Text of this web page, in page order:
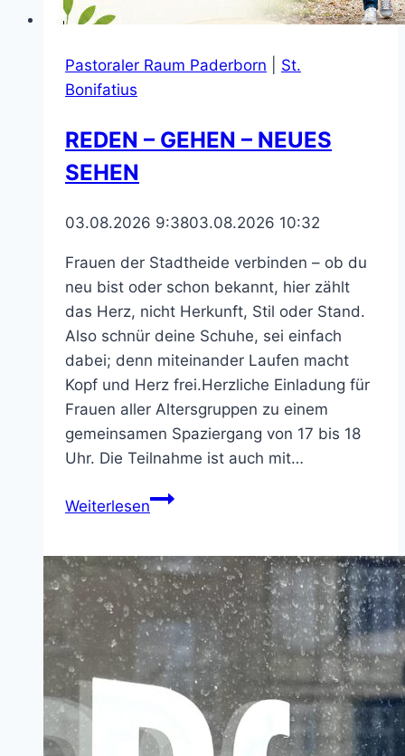
Pastoraler Raum Paderborn
St.
Bonifatius
REDEN – GEHEN – NEUES
SEHEN
03.08.2026 9:3803.08.2026 10:32
Frauen der Stadtheide verbinden – ob du
neu bist oder schon bekannt, hier zählt
das Herz, nicht Herkunft, Stil oder Stand.
Also schnür deine Schuhe, sei einfach
dabei; denn miteinander Laufen macht
Kopf und Herz frei.Herzliche Einladung für
Frauen aller Altersgruppen zu einem
gemeinsamen Spaziergang von 17 bis 18
Uhr. Die Teilnahme ist auch mit…
WeiterlesenREDEN
–
NEUES
SEHEN